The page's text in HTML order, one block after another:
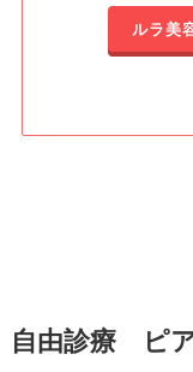
ルラ美
自由診療 ピ